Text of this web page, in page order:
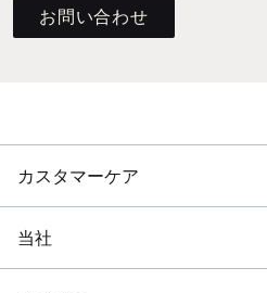
お問い合わせ
カスタマーケア
当社